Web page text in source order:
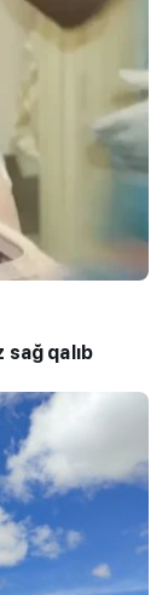
sağ qalıb